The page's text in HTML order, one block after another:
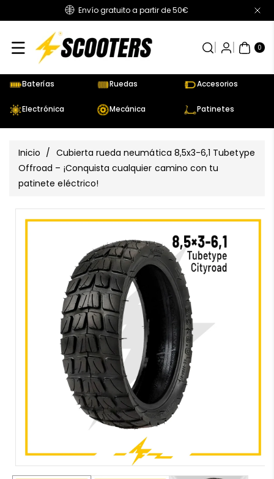
Envío gratuito a partir de 50€
0
AR
TÍC
UL
Baterías Ruedas Accesorios
Electrónica Mecánica Patinetes
Inicio / Cubierta rueda neumática 8,5x3-6,1 Tubetype
Offroad – ¡Conquista cualquier camino con tu
patinete eléctrico!
A La